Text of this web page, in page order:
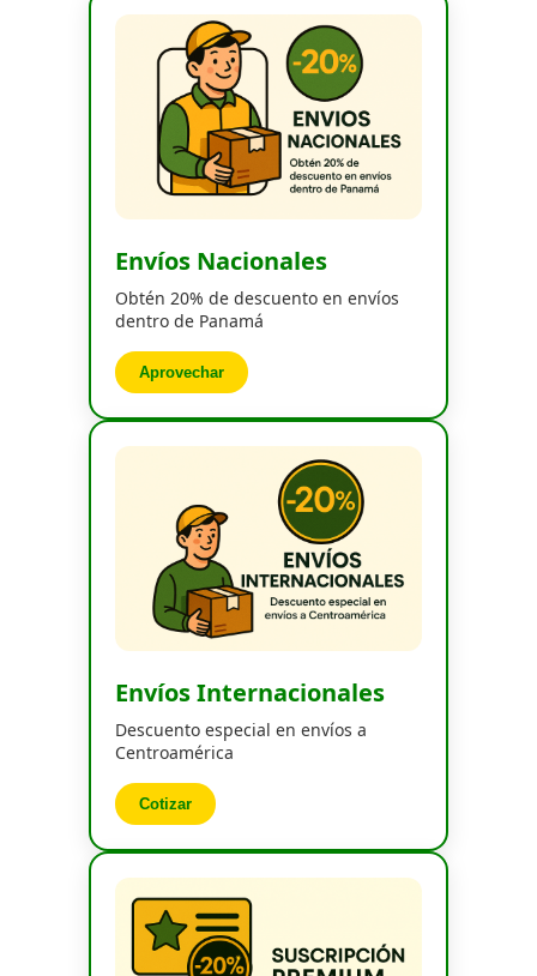
Envíos Nacionales
Obtén 20% de descuento en envíos
dentro de Panamá
Aprovechar
Envíos Internacionales
Descuento especial en envíos a
Centroamérica
Cotizar